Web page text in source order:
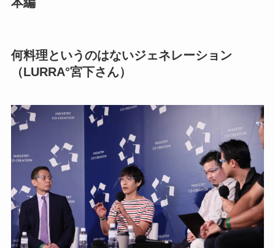
何料理というのはないジェネレーション
（LURRA°宮下さん）